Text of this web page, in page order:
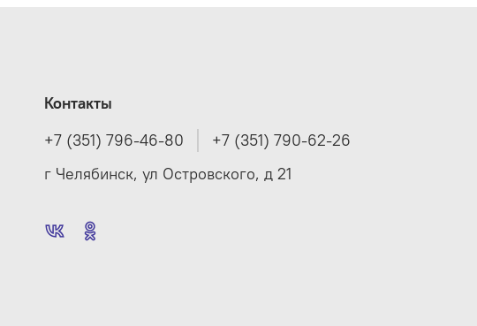
Контакты
+7 (351) 796-46-80
+7 (351) 790-62-26
г Челябинск, ул Островского, д 21